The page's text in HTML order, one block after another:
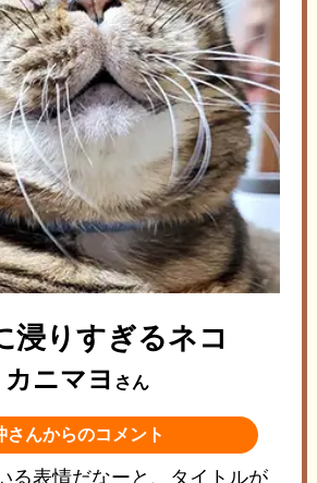
浸りすぎるネコ
カニマヨ さん
さんからのコメント
る表情だなーと、タイトルが